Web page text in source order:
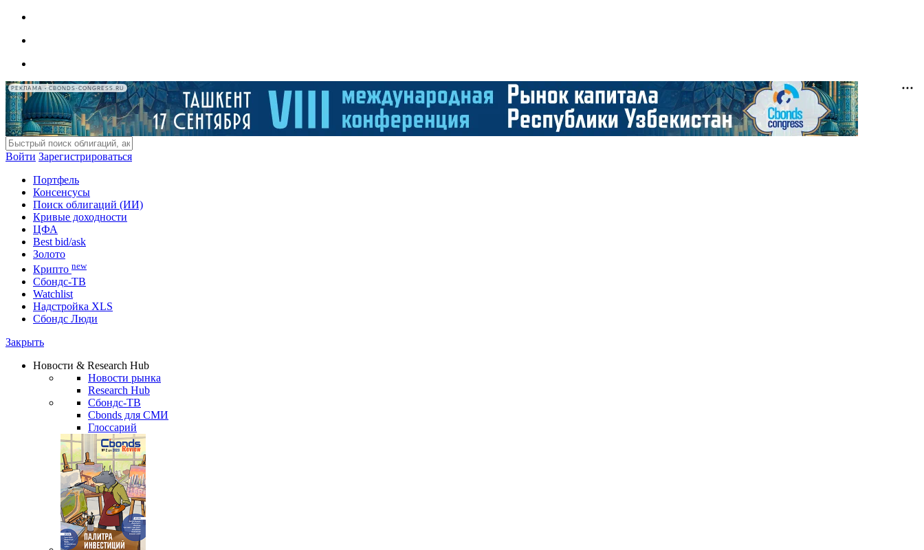
РЕКЛАМА • CBONDS-CONGRESS.RU
Войти Зарегистрироваться
Портфель
Консенсусы
Поиск облигаций (ИИ)
Кривые доходности
ЦФА
Best bid/ask
Золото
Крипто new
Сбондс-ТВ
Watchlist
Надстройка XLS
Сбондс Люди
Закрыть
Новости & Research Hub
Новости рынка
Research Hub
Сбондс-ТВ
Cbonds для СМИ
Глоссарий